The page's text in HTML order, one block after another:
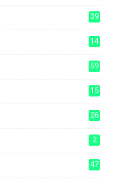
39
14
59
15
26
2
47